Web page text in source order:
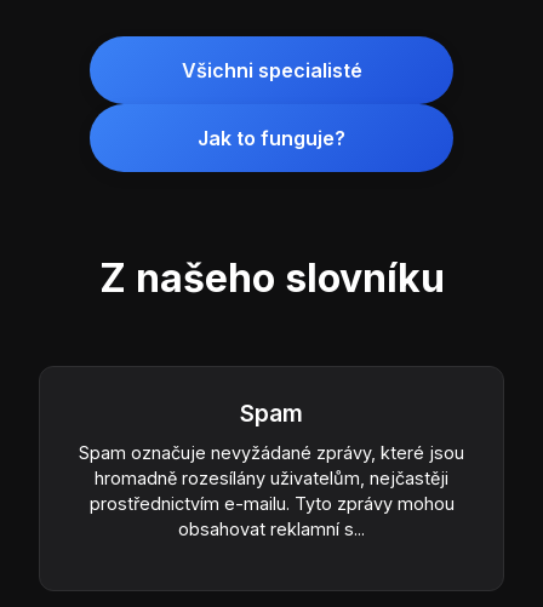
Všichni specialisté
Jak to funguje?
Z našeho slovníku
Spam
Spam označuje nevyžádané zprávy, které jsou
hromadně rozesílány uživatelům, nejčastěji
prostřednictvím e-mailu. Tyto zprávy mohou
obsahovat reklamní s...